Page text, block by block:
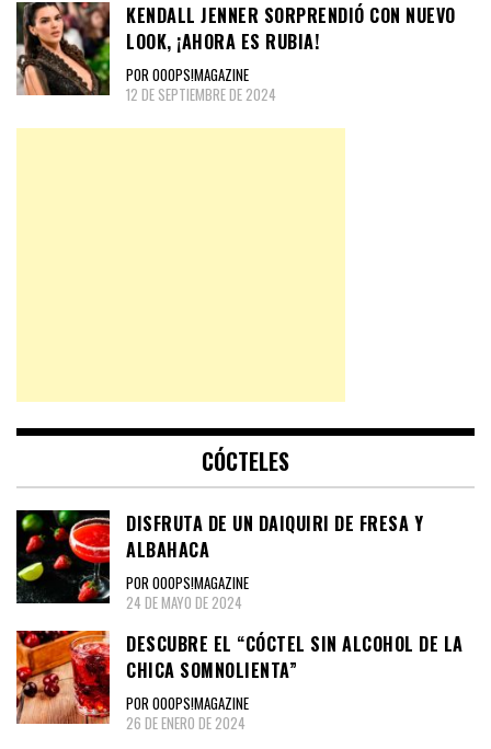
KENDALL JENNER SORPRENDIÓ CON NUEVO
LOOK, ¡AHORA ES RUBIA!
POR OOOPS!MAGAZINE
12 DE SEPTIEMBRE DE 2024
CÓCTELES
DISFRUTA DE UN DAIQUIRI DE FRESA Y
ALBAHACA
POR OOOPS!MAGAZINE
24 DE MAYO DE 2024
DESCUBRE EL “CÓCTEL SIN ALCOHOL DE LA
CHICA SOMNOLIENTA”
POR OOOPS!MAGAZINE
26 DE ENERO DE 2024